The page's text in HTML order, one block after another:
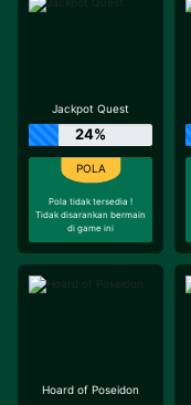
Jackpot Quest
24%
Pola tidak tersedia !
Tidak disarankan bermain
di game ini
Hoard of Poseidon